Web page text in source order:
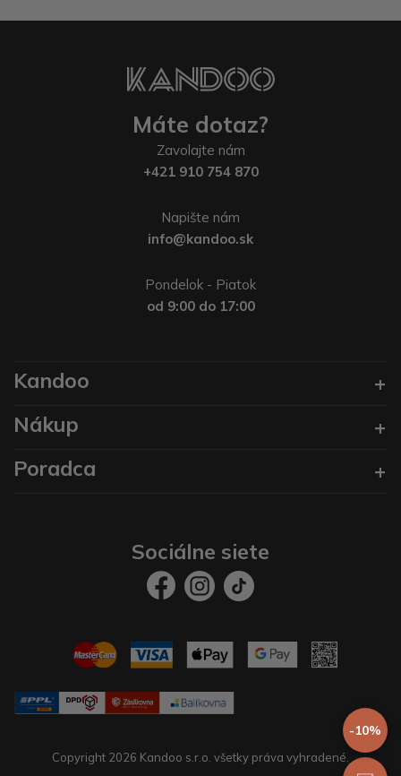
-10%
Máte dotaz?
Zavolajte nám
+421 910 754 870
Napište nám
info@kandoo.sk
Pondelok - Piatok
od 9:00 do 17:00
Kandoo
Nákup
Poradca
Sociálne siete
Copyright 2026 Kandoo s.r.o. všetky práva vyhradené.